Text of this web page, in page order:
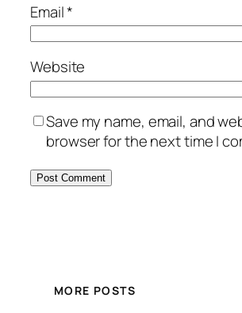
Email*
Website
Save my name, email, and
browser for the next time I
MORE POSTS